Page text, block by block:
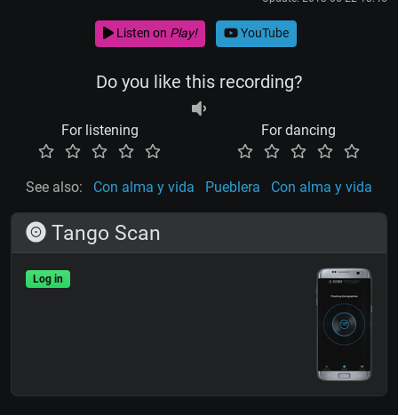
Listen on Play! YouTube
Do you like this recording?
For listening For dancing
See also: Con alma y vida Pueblera Con alma y vida
Tango Scan
Log in